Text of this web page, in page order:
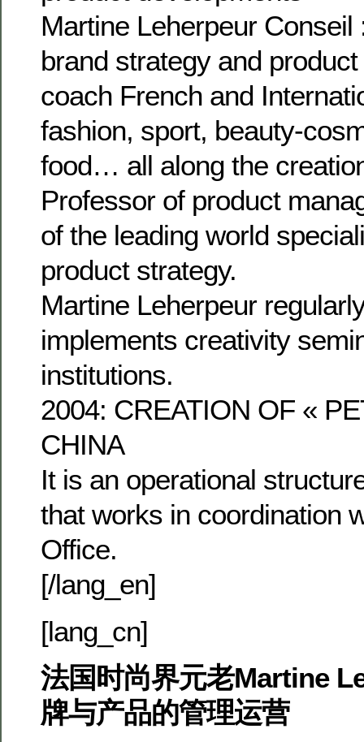
Martine Leherpeur
brand strategy and
coach French and
fashion, sport, beauty-
food… all along the
Professor of product
of the leading world
product strategy.
Martine Leherpeur
implements creativity
institutions.
2004: CREATION OF «
CHINA
It is an operational
that works in coordination
Office.
[/lang_en]
[lang_cn]
法国时尚界元老Martine
牌与产品的管理运营